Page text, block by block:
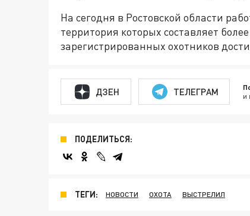
На сегодня в Ростовской области
территория которых составляет
зарегистрированных охотников
ДЗЕН ТЕЛЕГРАМ и
ПОДЕЛИТЬСЯ:
ТЕГИ: НОВОСТИ ОХОТА ВЫСТРЕЛИЛ